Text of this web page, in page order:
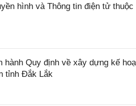
hình và Thông tin điện tử thuộc
Quy định về xây dựng kế
tỉnh Đắk Lắk